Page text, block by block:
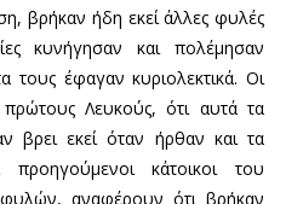
βρήκαν ήδη εκεί άλλες φυλές
κυνήγησαν και πολέμησαν
τους έφαγαν κυριολεκτικά. Οι
Λευκούς, ότι αυτά τα
βρει εκεί όταν ήρθαν και τα
προηγούμενοι κάτοικοι του
αναφέρουν ότι βρήκαν